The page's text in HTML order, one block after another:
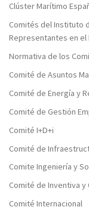
Clúster Marítimo
Comités del Instituto
Representantes en el
Normativa de los
Comité de Asuntos
Comité de Energía y
Comité de Gestión
Comité I+D+i
Comité de
Comite Ingeniería y
Comité de Inventiva y
Comité Internacional